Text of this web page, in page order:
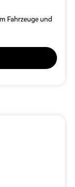
Fahrzeuge und